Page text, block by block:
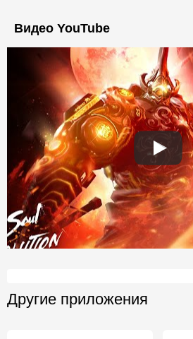
Видео YouTube
Другие приложения